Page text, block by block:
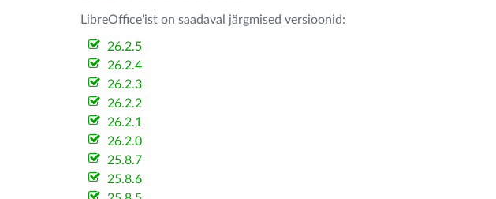
LibreOffice'ist on saadaval järgmised versioonid:
26.2.5
26.2.4
26.2.3
26.2.2
26.2.1
26.2.0
25.8.7
25.8.6